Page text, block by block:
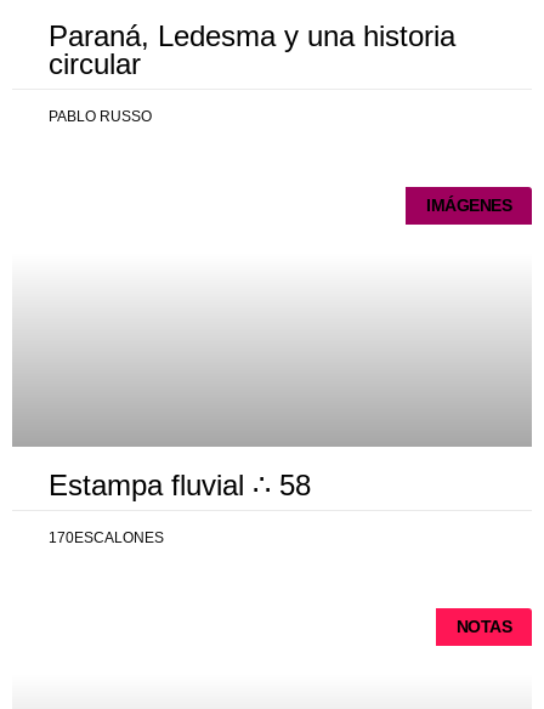
Paraná, Ledesma y una historia
circular
PABLO RUSSO
IMÁGENES
Estampa fluvial ∴ 58
170ESCALONES
NOTAS